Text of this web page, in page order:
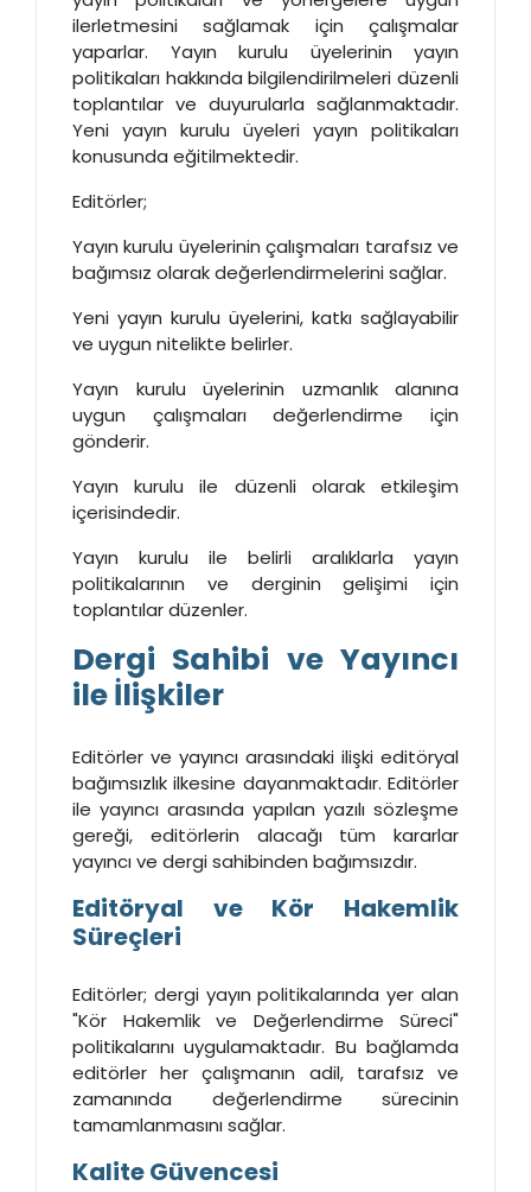
ilerletmesini sağlamak için çalışmalar
yaparlar. Yayın kurulu üyelerinin yayın
politikaları hakkında bilgilendirilmeleri düzenli
toplantılar ve duyurularla sağlanmaktadır.
Yeni yayın kurulu üyeleri yayın politikaları
konusunda eğitilmektedir.
Editörler;
Yayın kurulu üyelerinin çalışmaları tarafsız ve
bağımsız olarak değerlendirmelerini sağlar.
Yeni yayın kurulu üyelerini, katkı sağlayabilir
ve uygun nitelikte belirler.
Yayın kurulu üyelerinin uzmanlık alanına
uygun çalışmaları değerlendirme için
gönderir.
Yayın kurulu ile düzenli olarak etkileşim
içerisindedir.
Yayın kurulu ile belirli aralıklarla yayın
politikalarının ve derginin gelişimi için
toplantılar düzenler.
Dergi Sahibi ve Yayıncı
ile İlişkiler
Editörler ve yayıncı arasındaki ilişki editöryal
bağımsızlık ilkesine dayanmaktadır. Editörler
ile yayıncı arasında yapılan yazılı sözleşme
gereği, editörlerin alacağı tüm kararlar
yayıncı ve dergi sahibinden bağımsızdır.
Editöryal ve Kör Hakemlik
Süreçleri
Editörler; dergi yayın politikalarında yer alan
"Kör Hakemlik ve Değerlendirme Süreci"
politikalarını uygulamaktadır. Bu bağlamda
editörler her çalışmanın adil, tarafsız ve
zamanında değerlendirme sürecinin
tamamlanmasını sağlar.
Kalite Güvencesi